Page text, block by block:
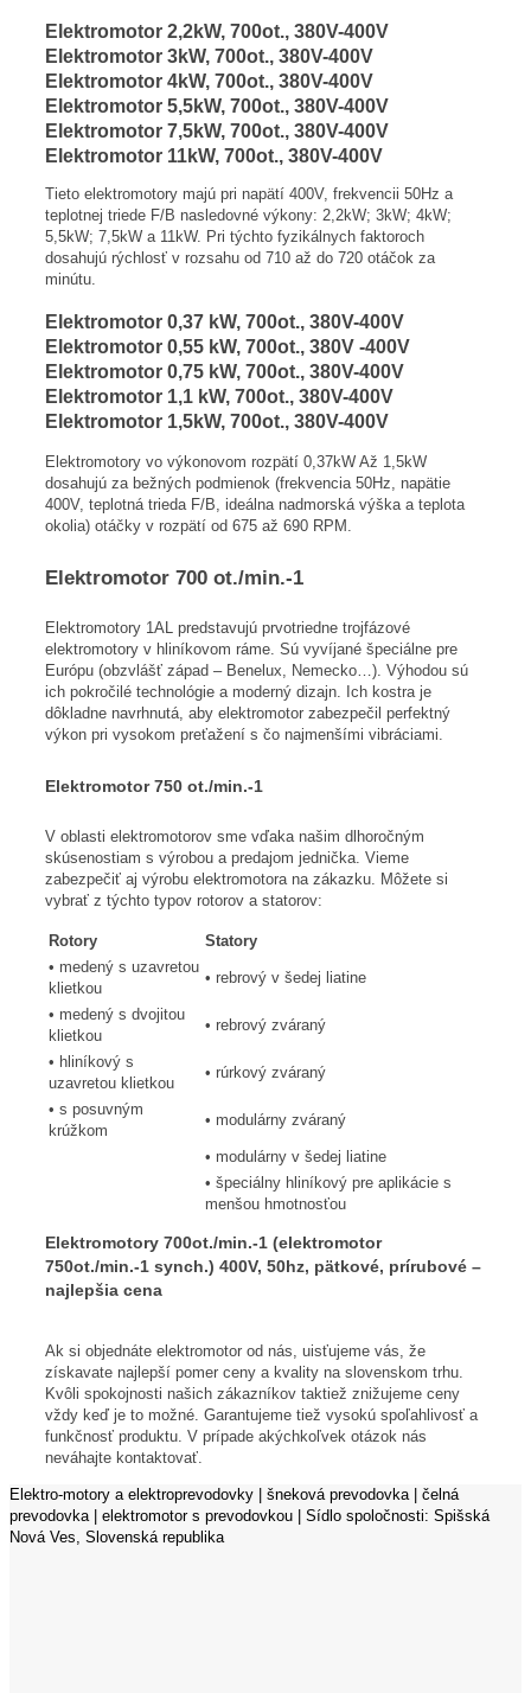
Elektromotor 2,2kW, 700ot., 380V-400V
Elektromotor 3kW, 700ot., 380V-400V
Elektromotor 4kW, 700ot., 380V-400V
Elektromotor 5,5kW, 700ot., 380V-400V
Elektromotor 7,5kW, 700ot., 380V-400V
Elektromotor 11kW, 700ot., 380V-400V
Tieto elektromotory majú pri napätí 400V, frekvencii 50Hz a
teplotnej triede F/B nasledovné výkony: 2,2kW; 3kW; 4kW;
5,5kW; 7,5kW a 11kW. Pri týchto fyzikálnych faktoroch
dosahujú rýchlosť v rozsahu od 710 až do 720 otáčok za
minútu.
Elektromotor 0,37 kW, 700ot., 380V-400V
Elektromotor 0,55 kW, 700ot., 380V -400V
Elektromotor 0,75 kW, 700ot., 380V-400V
Elektromotor 1,1 kW, 700ot., 380V-400V
Elektromotor 1,5kW, 700ot., 380V-400V
Elektromotory vo výkonovom rozpätí 0,37kW Až 1,5kW
dosahujú za bežných podmienok (frekvencia 50Hz, napätie
400V, teplotná trieda F/B, ideálna nadmorská výška a teplota
okolia) otáčky v rozpätí od 675 až 690 RPM.
Elektromotor 700 ot./min.-1
Elektromotory 1AL predstavujú prvotriedne trojfázové
elektromotory v hliníkovom ráme. Sú vyvíjané špeciálne pre
Európu (obzvlášť západ – Benelux, Nemecko…). Výhodou sú
ich pokročilé technológie a moderný dizajn. Ich kostra je
dôkladne navrhnutá, aby elektromotor zabezpečil perfektný
výkon pri vysokom preťažení s čo najmenšími vibráciami.
Elektromotor 750 ot./min.-1
V oblasti elektromotorov sme vďaka našim dlhoročným
skúsenostiam s výrobou a predajom jednička. Vieme
zabezpečiť aj výrobu elektromotora na zákazku. Môžete si
vybrať z týchto typov rotorov a statorov:
Rotory
Statory
• medený s uzavretou
klietkou
• rebrový v šedej liatine
• medený s dvojitou
klietkou
• rebrový zváraný
• hliníkový s
uzavretou klietkou
• rúrkový zváraný
• s posuvným
krúžkom
• modulárny zváraný
• modulárny v šedej liatine
• špeciálny hliníkový pre aplikácie s
menšou hmotnosťou
Elektromotory 700ot./min.-1 (elektromotor
750ot./min.-1 synch.) 400V, 50hz, pätkové, prírubové –
najlepšia cena
Ak si objednáte elektromotor od nás, uisťujeme vás, že
získavate najlepší pomer ceny a kvality na slovenskom trhu.
Kvôli spokojnosti našich zákazníkov taktiež znižujeme ceny
vždy keď je to možné. Garantujeme tiež vysokú spoľahlivosť a
funkčnosť produktu. V prípade akýchkoľvek otázok nás
neváhajte kontaktovať.
Elektro-motory a elektroprevodovky | šneková prevodovka | čelná
prevodovka | elektromotor s prevodovkou | Sídlo spoločnosti: Spišská
Nová Ves, Slovenská republika